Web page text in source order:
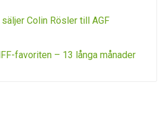
Colin Rösler till AGF
favoriten – 13 långa månader